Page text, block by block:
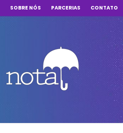
SOBRE NÓS PARCERIAS CONTATO